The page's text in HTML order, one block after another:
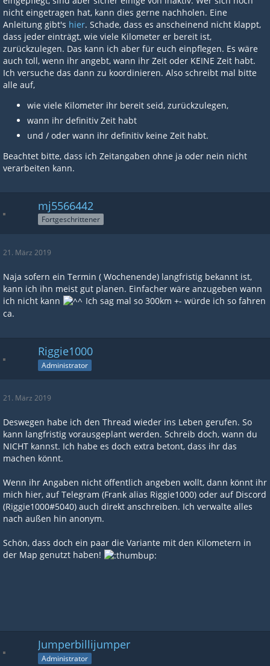
nicht eingetragen hat, kann dies gerne nachholen. Eine
Anleitung gibt's hier. Schade, dass es anscheinend nicht klappt,
dass jeder einträgt, wie viele Kilometer er bereit ist,
zurückzulegen. Das kann ich aber für euch einpflegen. Es wäre
auch toll, wenn ihr angebt, wann ihr Zeit oder KEINE Zeit habt.
Ich versuche das dann zu koordinieren. Also schreibt mal bitte
alle auf,
wie viele Kilometer ihr bereit seid, zurückzulegen,
wann ihr definitiv Zeit habt
und / oder wann ihr definitiv keine Zeit habt.
Beachtet bitte, dass ich Zeitangaben ohne ja oder nein nicht
verarbeiten kann.
mj5566442
Fortgeschrittener
21. März 2019
Naja sofern ein Termin ( Wochenende) langfristig bekannt ist,
kann ich ihn meist gut planen. Einfacher wäre anzugeben wann
ich nicht kann
Ich sag mal so 300km +- würde ich so fahren
ca.
Riggie1000
Administrator
21. März 2019
Deswegen habe ich den Thread wieder ins Leben gerufen. So
kann langfristig vorausgeplant werden. Schreib doch, wann du
NICHT kannst. Ich habe es doch extra betont, dass ihr das
machen könnt.
Wenn ihr Angaben nicht öffentlich angeben wollt, dann könnt ihr
mich hier, auf Telegram (Frank alias Riggie1000) oder auf Discord
(Riggie1000#5040) auch direkt anschreiben. Ich verwalte alles
nach außen hin anonym.
Schön, dass doch ein paar die Variante mit den Kilometern in
der Map genutzt haben!
Jumperbillijumper
Administrator